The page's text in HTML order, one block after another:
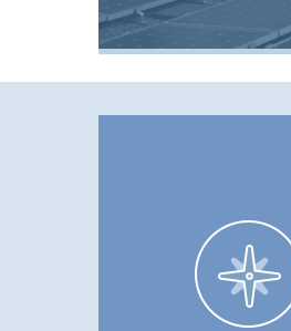
Voir la réalisation